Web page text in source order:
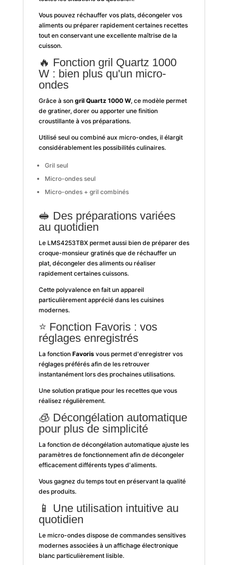
Vous pouvez réchauffer vos plats, décongeler vos
aliments ou préparer rapidement certaines recettes
tout en conservant une excellente maîtrise de la
cuisson.
🔥 Fonction gril Quartz 1000
W : bien plus qu'un micro-
ondes
Grâce à son gril Quartz 1000 W, ce modèle permet
de gratiner, dorer ou apporter une finition
croustillante à vos préparations.
Utilisé seul ou combiné aux micro-ondes, il élargit
considérablement les possibilités culinaires.
Gril seul
Micro-ondes seul
Micro-ondes + gril combinés
🥪 Des préparations variées
au quotidien
Le LMS4253TBX permet aussi bien de préparer des
croque-monsieur gratinés que de réchauffer un
plat, décongeler des aliments ou réaliser
rapidement certaines cuissons.
Cette polyvalence en fait un appareil
particulièrement apprécié dans les cuisines
modernes.
⭐ Fonction Favoris : vos
réglages enregistrés
La fonction Favorisvous permet d'enregistrer vos
réglages préférés afin de les retrouver
instantanément lors des prochaines utilisations.
Une solution pratique pour les recettes que vous
réalisez régulièrement.
🧊 Décongélation automatique
pour plus de simplicité
La fonction de décongélation automatique ajuste les
paramètres de fonctionnement afin de décongeler
efficacement différents types d'aliments.
Vous gagnez du temps tout en préservant la qualité
des produits.
📱 Une utilisation intuitive au
quotidien
Le micro-ondes dispose de commandes sensitives
modernes associées à un affichage électronique
blanc particulièrement lisible.